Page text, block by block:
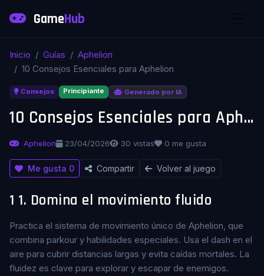
GameHub
Inicio Guías
Aphelion
10 Consejos Esenciales para Aphelion
Consejos Principiante Generado por IA
10 Consejos Esenciales para Aphelion
Aphelion 23/04/2026 30 vistas 0 me gusta
Me gusta 0 Compartir Volver al juego
1 1. Domina el movimiento fluido
Practica el sistema de movimiento único de Aphelion, que
combina parkour y habilidades especiales. Usa el dash en el
aire para cubrir distancias largas y evita caídas mortales. La
fluidez es clave para explorar y escapar de enemigos.